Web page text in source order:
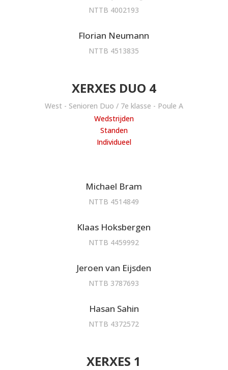
NTTB 4002193
Florian Neumann
NTTB 4513835
XERXES DUO 4
West - Senioren Duo / 7e klasse - Poule A
Wedstrijden
Standen
Individueel
Michael Bram
NTTB 4514849
Klaas Hoksbergen
NTTB 4459992
Jeroen van Eijsden
NTTB 3787693
Hasan Sahin
NTTB 4372572
XERXES 1